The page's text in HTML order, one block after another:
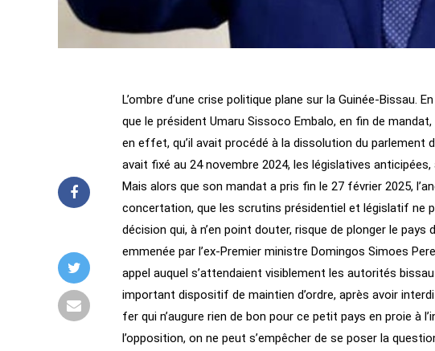
L’ombre d’une crise politique plane sur la Guinée-Bissau.
que le président Umaru Sissoco Embalo, en fin de
en effet, qu’il avait procédé à la dissolution du parlement
avait fixé au 24 novembre 2024, les législatives
Mais alors que son mandat a pris fin le 27 février 2025,
concertation, que les scrutins présidentiel et législatif ne
décision qui, à n’en point douter, risque de plonger le pays
emmenée par l’ex-Premier ministre Domingos Simoes
appel auquel s’attendaient visiblement les autorités
important dispositif de maintien d’ordre, après avoir
fer qui n’augure rien de bon pour ce petit pays en proie à
l’opposition, on ne peut s’empêcher de se poser la